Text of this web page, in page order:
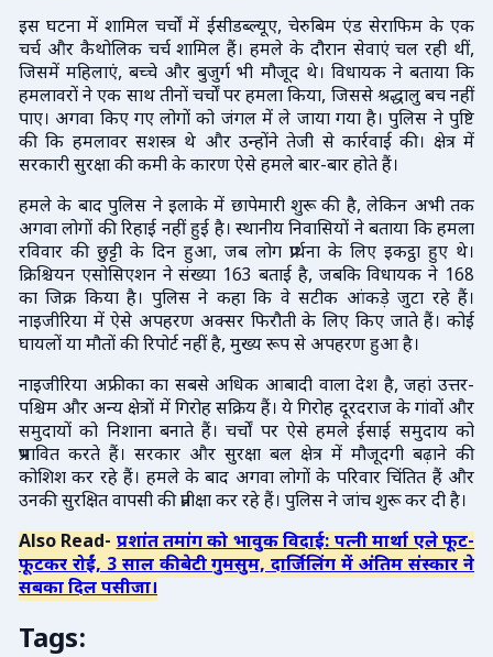
इस घटना में शामिल चर्चों में ईसीडब्ल्यूए, चेरुबिम एंड सेराफिम के एक
चर्च और कैथोलिक चर्च शामिल हैं। हमले के दौरान सेवाएं चल रही थीं,
जिसमें महिलाएं, बच्चे और बुजुर्ग भी मौजूद थे। विधायक ने बताया कि
हमलावरों ने एक साथ तीनों चर्चों पर हमला किया, जिससे श्रद्धालु बच नहीं
पाए। अगवा किए गए लोगों को जंगल में ले जाया गया है। पुलिस ने पुष्टि
की कि हमलावर सशस्त्र थे और उन्होंने तेजी से कार्रवाई की। क्षेत्र में
सरकारी सुरक्षा की कमी के कारण ऐसे हमले बार-बार होते हैं।
हमले के बाद पुलिस ने इलाके में छापेमारी शुरू की है, लेकिन अभी तक
अगवा लोगों की रिहाई नहीं हुई है। स्थानीय निवासियों ने बताया कि हमला
रविवार की छुट्टी के दिन हुआ, जब लोग प्रार्थना के लिए इकट्ठा हुए थे।
क्रिश्चियन एसोसिएशन ने संख्या 163 बताई है, जबकि विधायक ने 168
का जिक्र किया है। पुलिस ने कहा कि वे सटीक आंकड़े जुटा रहे हैं।
नाइजीरिया में ऐसे अपहरण अक्सर फिरौती के लिए किए जाते हैं। कोई
घायलों या मौतों की रिपोर्ट नहीं है, मुख्य रूप से अपहरण हुआ है।
नाइजीरिया अफ्रीका का सबसे अधिक आबादी वाला देश है, जहां उत्तर-
पश्चिम और अन्य क्षेत्रों में गिरोह सक्रिय हैं। ये गिरोह दूरदराज के गांवों और
समुदायों को निशाना बनाते हैं। चर्चों पर ऐसे हमले ईसाई समुदाय को
प्रभावित करते हैं। सरकार और सुरक्षा बल क्षेत्र में मौजूदगी बढ़ाने की
कोशिश कर रहे हैं। हमले के बाद अगवा लोगों के परिवार चिंतित हैं और
उनकी सुरक्षित वापसी की प्रतीक्षा कर रहे हैं। पुलिस ने जांच शुरू कर दी है।
Also Read-प्रशांत तमांग को भावुक विदाई: पत्नी मार्था एले फूट-
फूटकर रोईं, 3 साल की बेटी गुमसुम, दार्जिलिंग में अंतिम संस्कार ने
सबका दिल पसीजा।
Tags: